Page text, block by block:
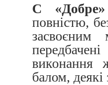
С
повністю,
засвоєним
виконання
балом,